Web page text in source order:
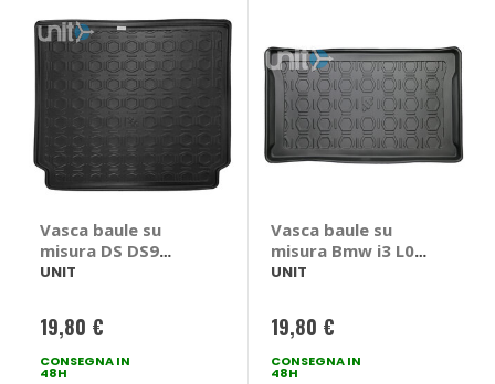
Vasca baule su
misura DS DS9
2021> - UNIT DS
UNIT
19,80 €
CONSEGNA IN
48H
Vasca baule su
misura Bmw i3 L01
2013> - UNIT Bmw
UNIT
19,80 €
CONSEGNA IN
48H